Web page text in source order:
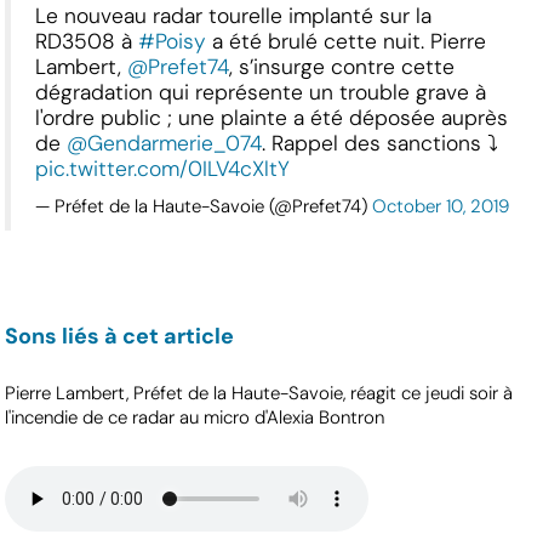
Le nouveau radar tourelle implanté sur la
RD3508 à #Poisy a été brulé cette nuit. Pierre
Lambert, @Prefet74, s’insurge contre cette
dégradation qui représente un trouble grave à
l'ordre public ; une plainte a été déposée auprès
de @Gendarmerie_074. Rappel des sanctions ⤵️
pic.twitter.com/0ILV4cXltY
— Préfet de la Haute-Savoie (@Prefet74)October 10, 2019
Sons liés à cet article
Pierre Lambert, Préfet de la Haute-Savoie, réagit ce jeudi soir à
l'incendie de ce radar au micro d'Alexia Bontron